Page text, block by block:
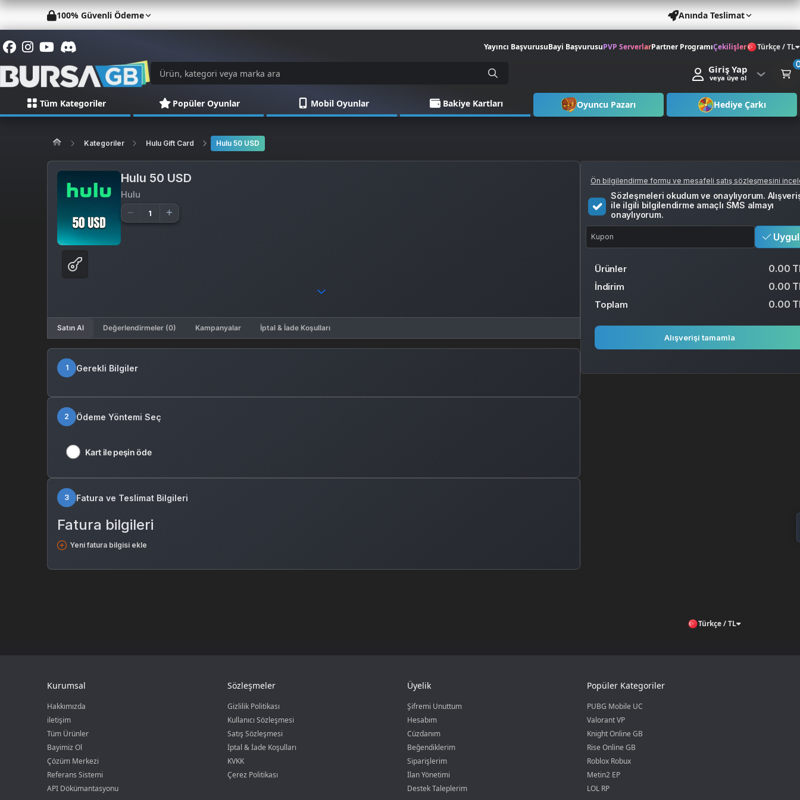
100% Güvenli Ödeme Anında Teslimat
Yayıncı BaşvurusuBayi BaşvurusuPVP ServerlarPartner ProgramıÇekilişler Türkçe / TL
Giriş Yap
veya üye ol
Tüm Kategoriler Popüler Oyunlar Mobil Oyunlar Bakiye Kartları Oyuncu Pazarı Hediye Çarkı
Kategoriler Hulu Gift Card Hulu 50 USD
Hulu 50 USD
Hulu
Satın Al Değerlendirmeler (0) Kampanyalar İptal & İade Koşulları
1 Gerekli Bilgiler
2 Ödeme Yöntemi Seç
Kart ile peşin öde
3 Fatura ve Teslimat Bilgileri
Fatura bilgileri
Yeni fatura bilgisi ekle
Ön bilgilendirme formu ve mesafeli satış sözleşmesini
Sözleşmeleri okudum ve onaylıyorum.
ile ilgili bilgilendirme amaçlı SMS almayı
onaylıyorum.
Ürünler 0.00
İndirim 0.00
Toplam 0.00
Alışverişi tamamla
Türkçe / TL
Kurumsal
Hakkımızda
iletişim
Tüm Ürünler
Bayimiz Ol
Çözüm Merkezi
Referans Sistemi
API Dökümantasyonu
Sözleşmeler
Gizlilik Politikası
Kullanıcı Sözleşmesi
Satış Sözleşmesi
İptal & İade Koşulları
KVKK
Çerez Politikası
Üyelik
Şifremi Unuttum
Hesabım
Cüzdanım
Beğendiklerim
Siparişlerim
İlan Yönetimi
Destek Taleplerim
Popüler Kategoriler
PUBG Mobile UC
Valorant VP
Knight Online GB
Rise Online GB
Roblox Robux
Metin2 EP
LOL RP